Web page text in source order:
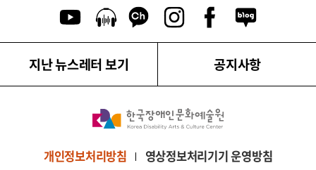
지난 뉴스레터 보기
카카오톡 채널 이동
유튜브 이동팟캐스트 이동 네이버블로
페이스북 이동
인스타그램 이동
공지사항
개인정보처리방침
영상정보처리기기 운영방침